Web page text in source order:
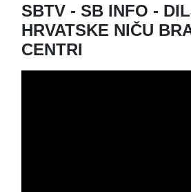
SBTV - SB INFO -
HRVATSKE NIČU
CENTRI